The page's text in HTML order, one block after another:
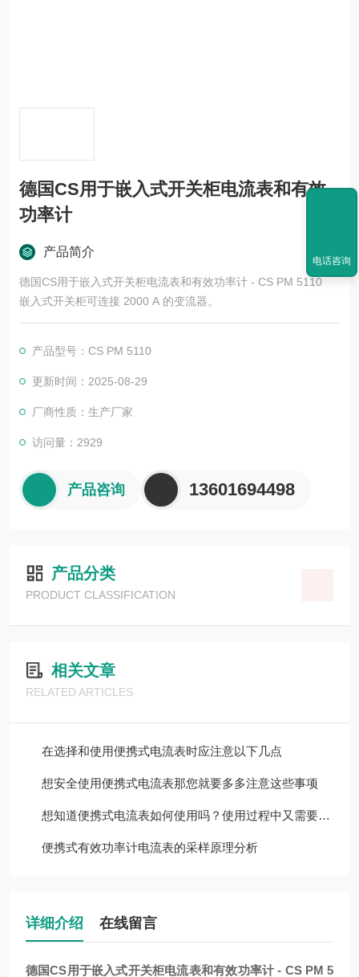
德国CS用于嵌入式开关柜电流表和有效
功率计
产品简介
德国CS用于嵌入式开关柜电流表和有效功率计 - CS PM 5110
嵌入式开关柜可连接 2000 A 的变流器。
产品型号：CS PM 5110
更新时间：2025-08-29
厂商性质：生产厂家
访问量：2929
产品咨询 13601694498
产品分类
PRODUCT CLASSIFICATION
相关文章
RELATED ARTICLES
在选择和使用便携式电流表时应注意以下几点
想安全使用便携式电流表那您就要多多注意这些事项
想知道便携式电流表如何使用吗？使用过程中又需要注意哪些规程？
便携式有效功率计电流表的采样原理分析
详细介绍 在线留言
德国CS用于嵌入式开关柜电流表和有效功率计 - CS PM 5
电话咨询